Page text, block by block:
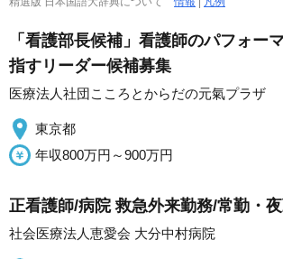
「看護部長候補」看護師のパフォー
指すリーダー候補募集
医療法人社団こころとからだの元氣プラザ
東京都
年収800万円～900万円
正看護師/病院 救急外来勤務/常勤・
社会医療法人恵愛会 大分中村病院